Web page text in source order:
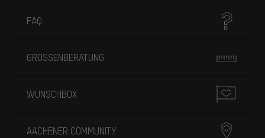
FAQ
GRÖSSENBERATUNG
WUNSCHBOX
AACHENER COMMUNITY